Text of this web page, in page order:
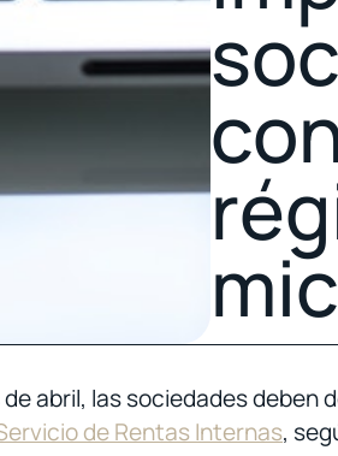
abril, las sociedades
de Rentas Internas,